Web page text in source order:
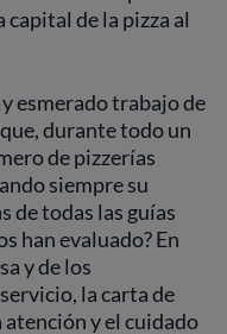
de la pizza al
esmerado trabajo de
durante todo un
de pizzerías
siempre su
de todas las guías
han evaluado? En
y de los
la carta de
atención y el cuidado